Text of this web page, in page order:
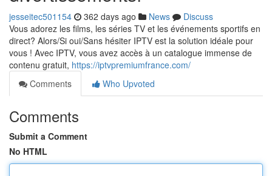
jesseitec501154 362 days ago News
Discuss
Vous adorez les films, les séries TV et les événements sportifs en
direct? Alors/Si oui/Sans hésiter IPTV est la solution idéale pour
vous ! Avec IPTV, vous avez accès à un catalogue immense de
contenu gratuit, https://iptvpremiumfrance.com/
Comments
Who Upvoted
Comments
Submit a Comment
No HTML